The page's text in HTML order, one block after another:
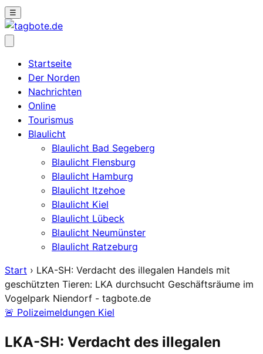
☰
Startseite
Der Norden
Nachrichten
Online
Tourismus
Blaulicht
Blaulicht Bad Segeberg
Blaulicht Flensburg
Blaulicht Hamburg
Blaulicht Itzehoe
Blaulicht Kiel
Blaulicht Lübeck
Blaulicht Neumünster
Blaulicht Ratzeburg
Start › LKA-SH: Verdacht des illegalen Handels mit
geschützten Tieren: LKA durchsucht Geschäftsräume im
Vogelpark Niendorf - tagbote.de
🚨 Polizeimeldungen Kiel
LKA-SH: Verdacht des illegalen